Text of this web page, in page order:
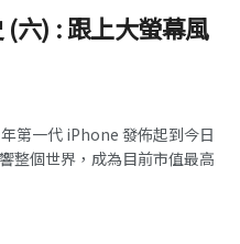
六) : 跟上大螢幕風
第一代 iPhone 發佈起到今日
整個世界，成為目前市值最高